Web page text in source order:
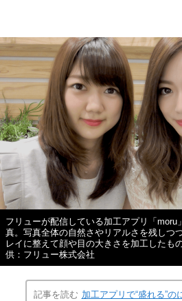
フリューが配信している加工アプリ「moru
真。写真全体の自然さやリアルさを残しつ
レイに整えて顔や目の大きさを加工した
供：フリュー株式会社
記事を読む 加工アプリで“盛れる”